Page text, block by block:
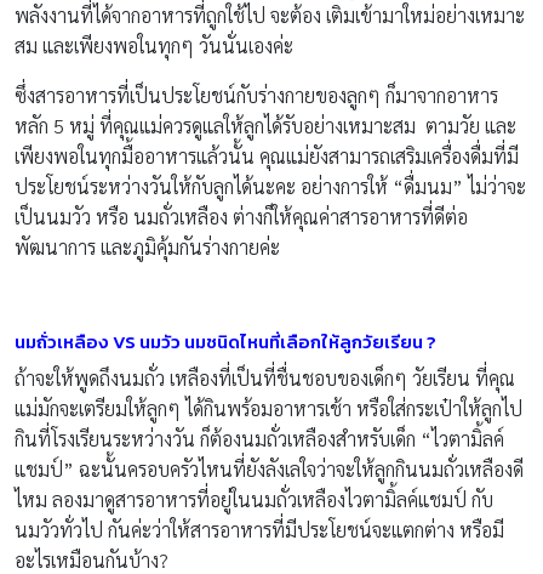
พลังงานที่ได้จากอาหารที่ถูกใช้ไป จะต้อง เติมเข้ามาใหม่อย่างเหมาะ
สม และเพียงพอในทุกๆ วันนั่นเองค่ะ
ซึ่งสารอาหารที่เป็นประโยชน์กับร่างกายของลูกๆ ก็มาจากอาหาร
หลัก 5 หมู่ ที่คุณแม่ควรดูแลให้ลูกได้รับอย่างเหมาะสม ตามวัย และ
เพียงพอในทุกมื้ออาหารแล้วนั้น คุณแม่ยังสามารถเสริมเครื่องดื่มที่มี
ประโยชน์ระหว่างวันให้กับลูกได้นะคะ อย่างการให้ “ดื่มนม” ไม่ว่าจะ
เป็นนมวัว หรือ นมถั่วเหลือง ต่างก็ให้คุณค่าสารอาหารที่ดีต่อ
พัฒนาการ และภูมิคุ้มกันร่างกายค่ะ
นมถั่วเหลืองVS นมวัว นมชนิดไหนที่เลือกให้ลูกวัยเรียน?
ถ้าจะให้พูดถึงนมถั่ว เหลืองที่เป็นที่ชื่นชอบของเด็กๆ วัยเรียน ที่คุณ
แม่มักจะเตรียมให้ลูกๆ ได้กินพร้อมอาหารเช้า หรือใส่กระเป๋าให้ลูกไป
กินที่โรงเรียนระหว่างวัน ก็ต้องนมถั่วเหลืองสำหรับเด็ก “ไวตามิ้ลค์
แชมป์” ฉะนั้นครอบครัวไหนที่ยังลังเลใจว่าจะให้ลูกกินนมถั่วเหลืองดี
ไหม ลองมาดูสารอาหารที่อยู่ในนมถั่วเหลืองไวตามิ้ลค์แชมป์ กับ
นมวัวทั่วไป กันค่ะว่าให้สารอาหารที่มีประโยชน์จะแตกต่าง หรือมี
อะไรเหมือนกันบ้าง?